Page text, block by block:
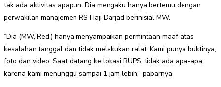
tak ada aktivitas apapun. Dia mengaku hanya bertemu dengan
perwakilan manajemen RS Haji Darjad berinisial MW.
“Dia (MW, Red.) hanya menyampaikan permintaan maaf atas
kesalahan tanggal dan tidak melakukan ralat. Kami punya buktinya,
foto dan video. Saat datang ke lokasi RUPS, tidak ada apa-apa,
karena kami menunggu sampai 1 jam lebih,” paparnya.